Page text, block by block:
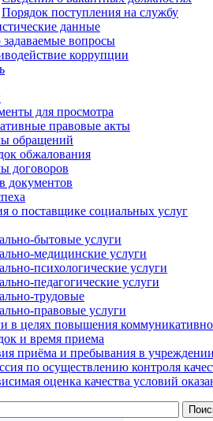
Порядок поступления на службу
данные
задаваемые вопросы
коррупции
для просмотра
правовые акты
обращений
обжалования
договоров
документов
о поставщике социальных услуг
бытовые услуги
медицинские услуги
психологические услуги
педагогические услуги
трудовые
правовые услуги
в целях повышения
и время приема
приёма и пребывания в учреждении
по осуществлению контроля
оценка качества условий